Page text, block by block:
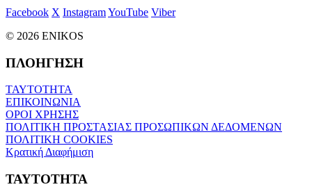
Facebook X InstagramYouTube Viber
© 2026 ENIKOS
ΠΛΟΗΓΗΣΗ
ΤΑΥΤΟΤΗΤΑ
ΕΠΙΚΟΙΝΩΝΙΑ
ΟΡΟΙ ΧΡΗΣΗΣ
ΠΟΛΙΤΙΚΗ ΠΡΟΣΤΑΣΙΑΣ ΠΡΟΣΩΠΙΚΩΝ ΔΕΔΟΜΕΝΩΝ
ΠΟΛΙΤΙΚΗ COOKIES
Κρατική Διαφήμιση
ΤΑΥΤΟΤΗΤΑ